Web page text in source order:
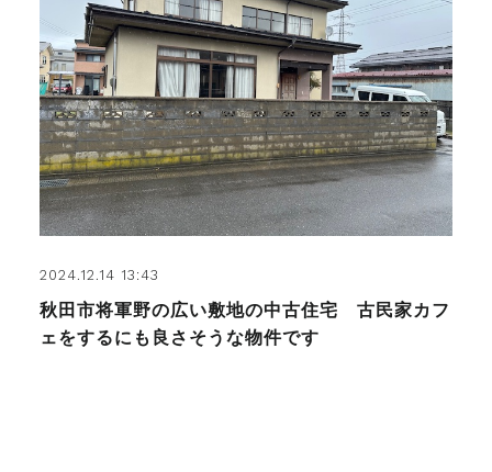
2024.12.14 13:43
秋田市将軍野の広い敷地の中古住宅 古民家カフ
ェをするにも良さそうな物件です